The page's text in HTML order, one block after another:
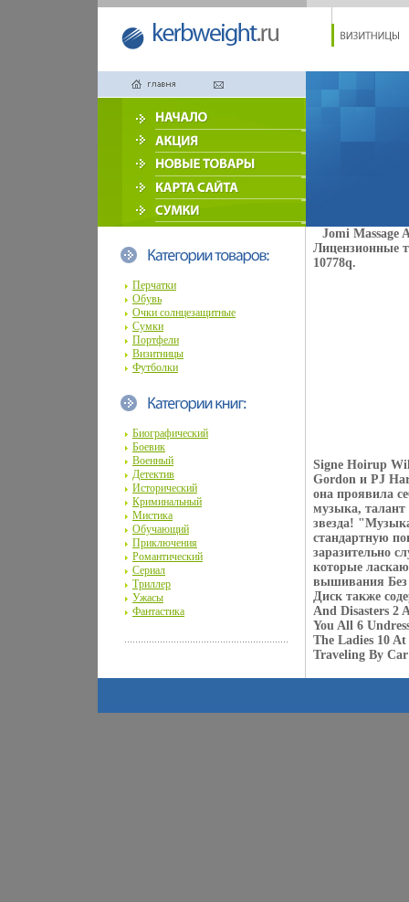
Перчатки
Обувь
Очки солнцезащитные
Сумки
Портфели
Визитницы
Футболки
Jomi Massage
Лицензионные
10778q.
Signe Hoirup
Gordon и PJ
она проявила
музыка, талант
звезда!
стандартную
заразительно
которые
вышивания Без
Диск также
And Disasters 2
You All 6
The Ladies 10
Traveling By
Биографический
Боевик
Военный
Детектив
Исторический
Криминальный
Мистика
Обучающий
Приключения
Романтический
Сериал
Триллер
Ужасы
Фантастика